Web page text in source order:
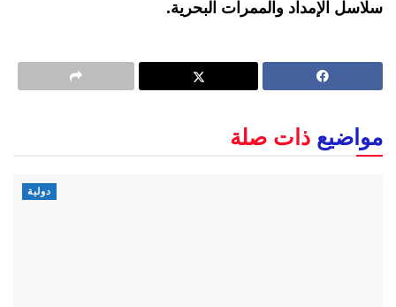
سلاسل الإمداد والممرات البحرية.
مواضيع ذات صلة
دولية